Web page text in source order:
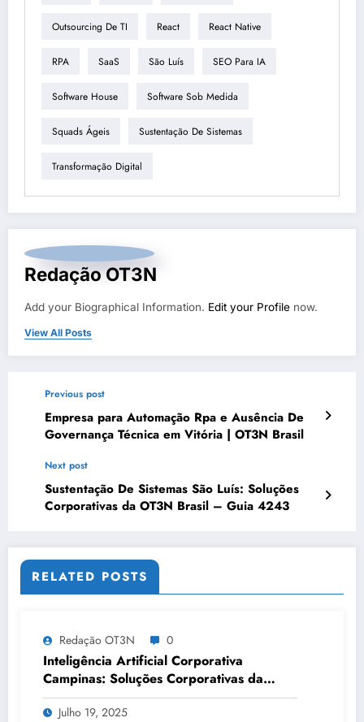
Outsourcing De TI React React Native
RPA SaaS São Luís SEO Para IA
Software House Software Sob Medida
Squads Ágeis Sustentação De Sistemas
Transformação Digital
Redação OT3N
Add your Biographical Information. Edit your Profile now.
View All Posts
Previous post
Empresa para Automação Rpa e Ausência De
Governança Técnica em Vitória | OT3N Brasil
Next post
Sustentação De Sistemas São Luís: Soluções
Corporativas da OT3N Brasil – Guia 4243
RELATED POSTS
Redação OT3N 0
Inteligência Artificial Corporativa
Campinas: Soluções Corporativas da
OT3N Brasil – Guia 3083
Julho 19, 2025